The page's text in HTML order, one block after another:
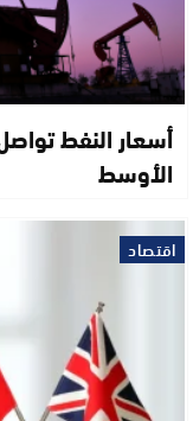
أسعار النفط
الأوسط
اقتصاد